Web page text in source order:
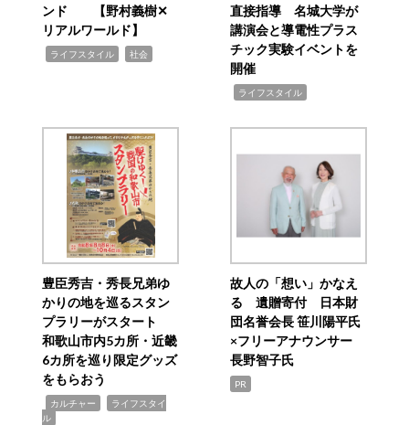
ンド 【野村義樹✕
リアルワールド】
ライフスタイル 社会
直接指導 名城大学が
講演会と導電性プラス
チック実験イベントを
開催
ライフスタイル
豊臣秀吉・秀長兄弟ゆ
かりの地を巡るスタン
プラリーがスタート
和歌山市内5カ所・近畿
6カ所を巡り限定グッズ
をもらおう
カルチャー
ライフスタイ
ル
故人の「想い」かなえ
る 遺贈寄付 日本財
団名誉会長 笹川陽平氏
×フリーアナウンサー
長野智子氏
PR